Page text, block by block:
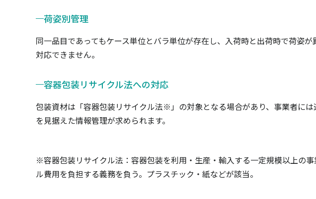
荷姿別管理
同一品目であってもケース単位とバラ単位が存在し、入荷時と出荷時で荷姿
対応できません。
容器包装リサイクル法への対応
包装資材は「容器包装リサイクル法※」の対象となる場合があり、事業者に
を見据えた情報管理が求められます。
※容器包装リサイクル法：容器包装を利用・生産・輸入する一定規模以上の
ル費用を負担する義務を負う。プラスチック・紙などが該当。